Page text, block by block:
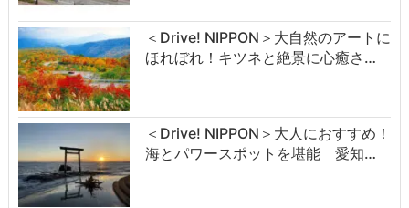
＜Drive! NIPPON＞大自然のアートに
ほれぼれ！キツネと絶景に心癒さ…
＜Drive! NIPPON＞大人におすすめ！
海とパワースポットを堪能 愛知…